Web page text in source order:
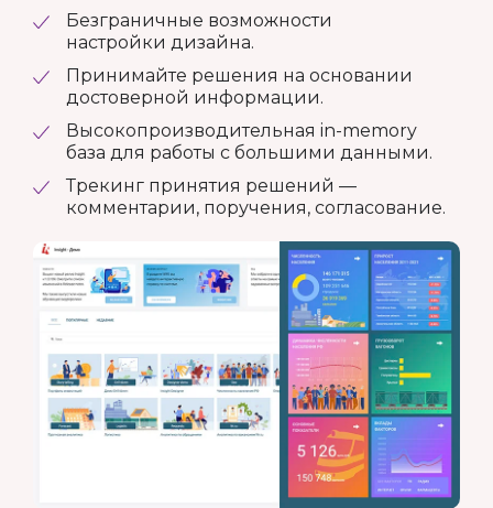
Безграничные возможности
настройки дизайна.
Принимайте решения на основании
достоверной информации.
Высокопроизводительная in-memory
база для работы с большими данными.
Трекинг принятия решений —
комментарии, поручения, согласование.